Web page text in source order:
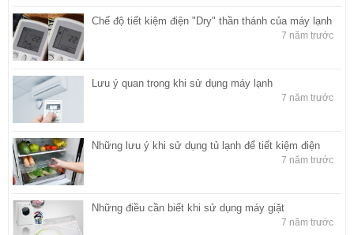
Chế độ tiết kiệm điện "Dry" thần thánh của máy lạnh
7 năm trước
Lưu ý quan trọng khi sử dụng máy lạnh
7 năm trước
Những lưu ý khi sử dụng tủ lạnh để tiết kiệm điện
7 năm trước
Những điều cần biết khi sử dụng máy giặt
7 năm trước